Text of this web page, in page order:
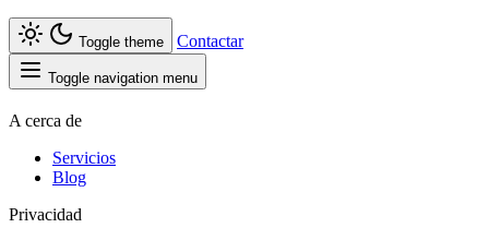
Toggle theme Contactar
Toggle navigation menu
A cerca de
Servicios
Blog
Privacidad